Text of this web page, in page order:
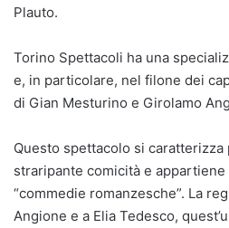
Plauto.
Torino Spettacoli ha una
e, in particolare, nel filone dei
di Gian Mesturino e Girolamo
Questo spettacolo si
straripante comicità e
“commedie romanzesche”. La
Angione e a Elia Tedesco,